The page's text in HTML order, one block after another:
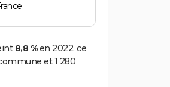
8,8 %en 2022, ce
et 1 280